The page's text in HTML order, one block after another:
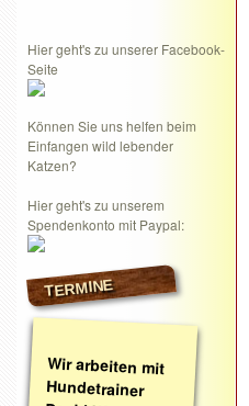
Hier geht's zu unserer Facebook-
Seite
Können Sie uns helfen beim
Einfangen wild lebender
Katzen?
Hier geht's zu unserem
Spendenkonto mit Paypal:
TERMINE
Wir arbeiten mit
Hundetrainer
David Weth von
canis intellectus